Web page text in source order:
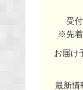
受
※先着
お届け
最新情